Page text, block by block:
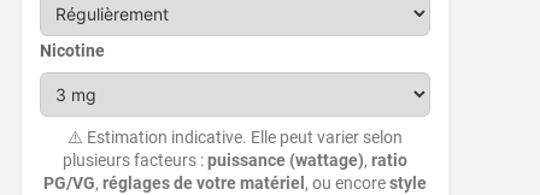
Nicotine
⚠️ Estimation indicative. Elle peut varier selon
plusieurs facteurs :puissance (wattage),ratio
PG/VG,réglages de votre matériel , ou encorestyle